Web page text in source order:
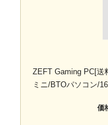
ZEFT Gaming PC[送
ミニ/BTOパソコン/
価